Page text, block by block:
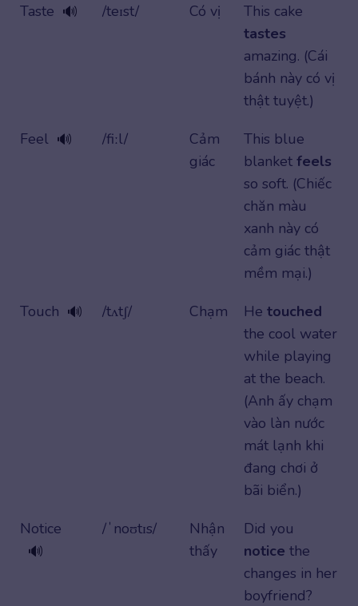
Taste 🔊 /teɪst/ Có vị
This cake
tastes
amazing. (Cái
bánh này có vị
thật tuyệt.)
Feel 🔊 /fiːl/
Cảm
giác
This blue
blanket feels
so soft. (Chiếc
chăn màu
xanh này có
cảm giác thật
mềm mại.)
Touch 🔊 /tʌtʃ/ Chạm He touched
the cool water
while playing
at the beach.
(Anh ấy chạm
vào làn nước
mát lạnh khi
đang chơi ở
bãi biển.)
Notice
🔊
/ˈnoʊtɪs/
Nhận
thấy
Did you
notice the
changes in her
boyfriend?